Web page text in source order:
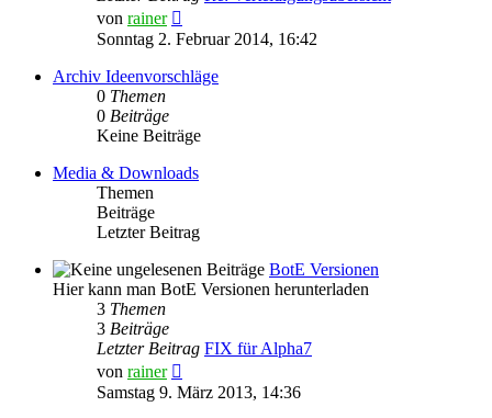
von rainer
Beitrag
Sonntag 2. Februar 2014, 16:42
Archiv Ideenvorschläge
0 Themen
0 Beiträge
Keine Beiträge
Media & Downloads
Themen
Beiträge
Letzter Beitrag
BotE Versionen
Hier kann man BotE Versionen herunterladen
3 Themen
3 Beiträge
Letzter Beitrag FIX für Alpha7
von rainer
Beitrag
Samstag 9. März 2013, 14:36